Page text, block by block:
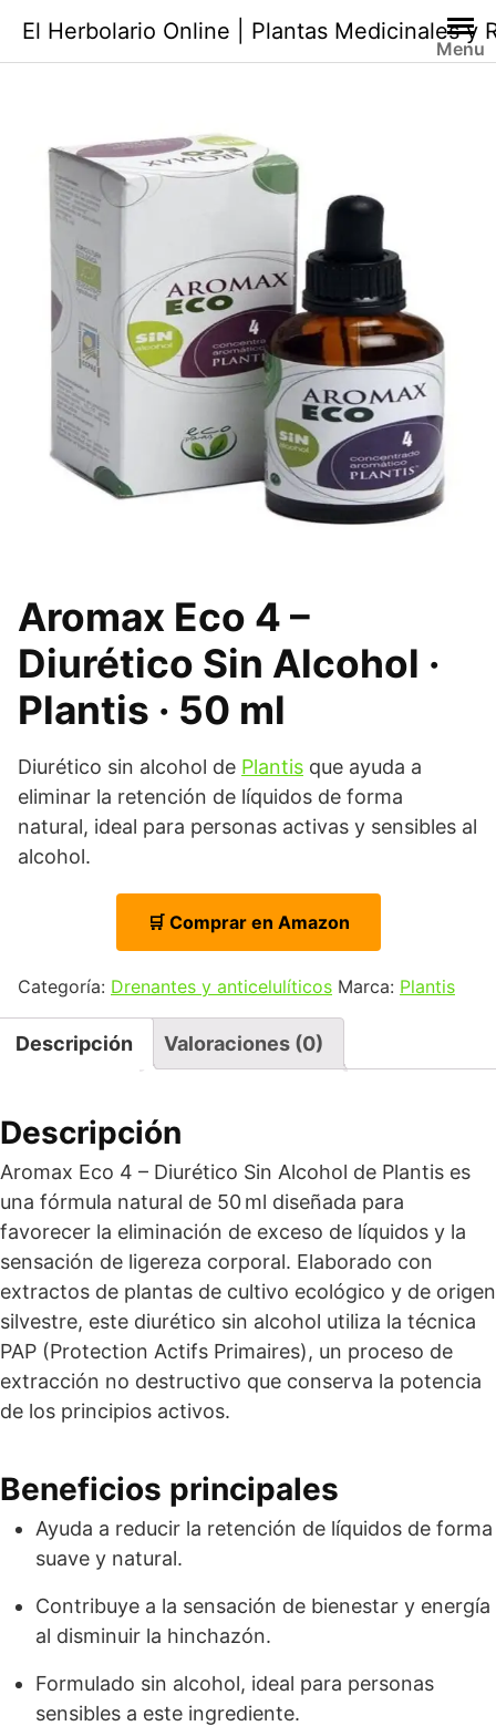
contenido
El Herbolario Online | Plantas Medicinales y
Menu
Aromax Eco 4 –
Diurético Sin Alcohol ·
Plantis · 50 ml
Diurético sin alcohol de Plantis que ayuda a
eliminar la retención de líquidos de forma
natural, ideal para personas activas y sensibles al
alcohol.
🛒 Comprar en Amazon
Categoría: Drenantes y anticelulíticos Marca: Plantis
Descripción Valoraciones (0)
Descripción
Aromax Eco 4 – Diurético Sin Alcohol de Plantis es
una fórmula natural de 50 ml diseñada para
favorecer la eliminación de exceso de líquidos y la
sensación de ligereza corporal. Elaborado con
extractos de plantas de cultivo ecológico y de origen
silvestre, este diurético sin alcohol utiliza la técnica
PAP (Protection Actifs Primaires), un proceso de
extracción no destructivo que conserva la potencia
de los principios activos.
Beneficios principales
Ayuda a reducir la retención de líquidos de forma
suave y natural.
Contribuye a la sensación de bienestar y energía
al disminuir la hinchazón.
Formulado sin alcohol, ideal para personas
sensibles a este ingrediente.